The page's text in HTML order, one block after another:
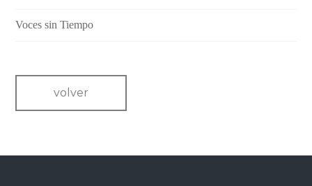
Voces sin Tiempo
volver